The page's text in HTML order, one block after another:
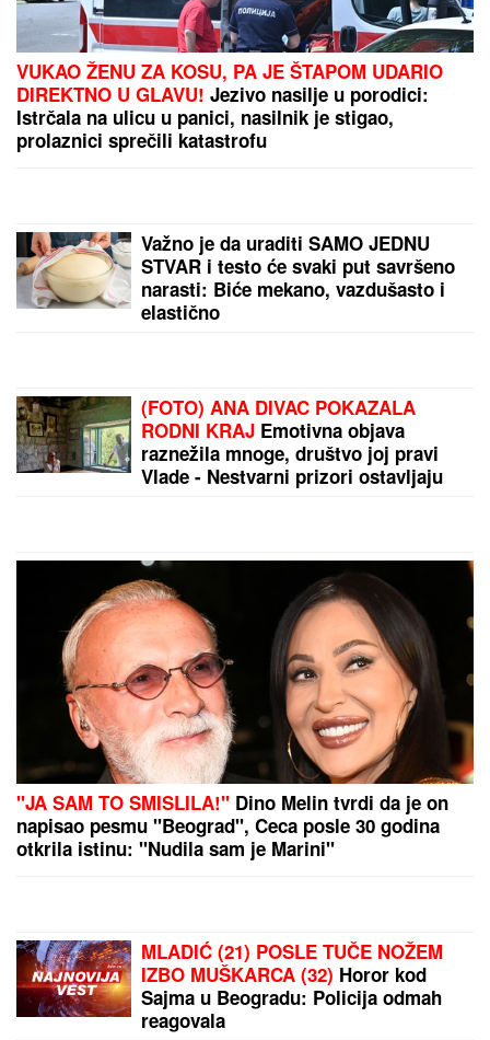
Kasper stigao u Beograd zbog stanja Mine Kostić:
Zabrinut uhvatio prvi let iz Amerike
Luka Vujović ne može pred OLTAR sa trudnom
Anitom! Isplivali svi detalji, u sve upletena BIVŠA
ŽENA
VUKAO ŽENU ZA KOSU, PA JE ŠTAPOM UDARIO
DIREKTNO U GLAVU!Jezivo nasilje u porodici:
Istrčala na ulicu u panici, nasilnik je stigao,
Važno je da uraditi SAMO JEDNU
STVAR i testo će svaki put savršeno
narasti: Biće mekano, vazdušasto i